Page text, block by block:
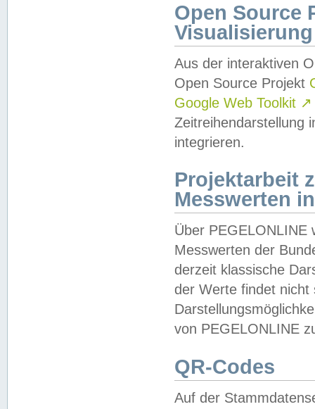
Open Source
Visualisierung
Aus der interaktiven
Open Source Projekt
Google Web Toolkit ↗
Zeitreihendarstellung
integrieren.
Projektarbeit
Messwerten
Über PEGELONLINE
Messwerten der
derzeit klassische
der Werte findet
von PEGELONLINE
QR-Codes
Auf der